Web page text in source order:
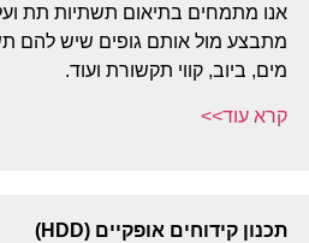
אנו מתמחים בתיאום תשתיות תת
מתבצע מול אותם גופים שיש להם
מים, ביוב, קווי תקשורת ועוד.
קרא עוד>>
תכנון קידוחים אופקיים (HDD
)